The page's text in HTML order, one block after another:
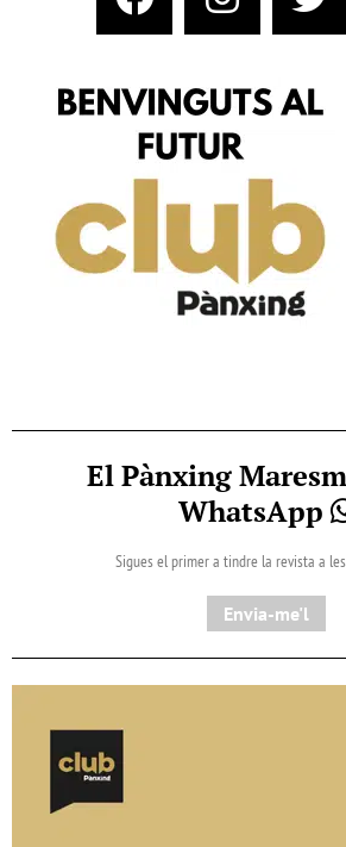
El Pànxing
WhatsApp
Sigues el primer a tindre la revista a
Envia-me'l